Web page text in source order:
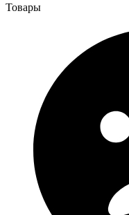
Товары